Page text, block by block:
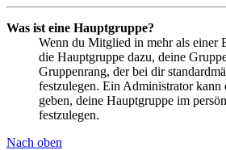
Was ist eine Hauptgruppe?
Wenn du Mitglied in mehr als einer
die Hauptgruppe dazu, deine
Gruppenrang, der bei dir
festzulegen. Ein Administrator
geben, deine Hauptgruppe im
festzulegen.
Nach oben